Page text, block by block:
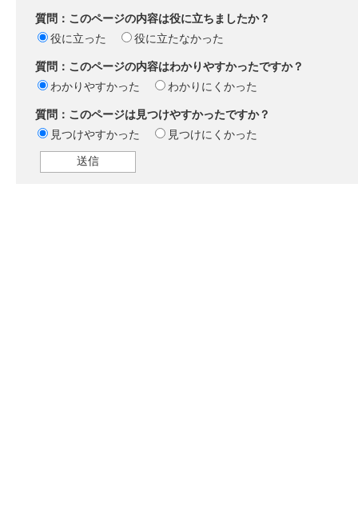
質問：このページの内容は役に立ちましたか？
役に立った
役に立たなかった
質問：このページの内容はわかりやすかったですか？
わかりやすかった
わかりにくかった
質問：このページは見つけやすかったですか？
見つけやすかった
見つけにくかった